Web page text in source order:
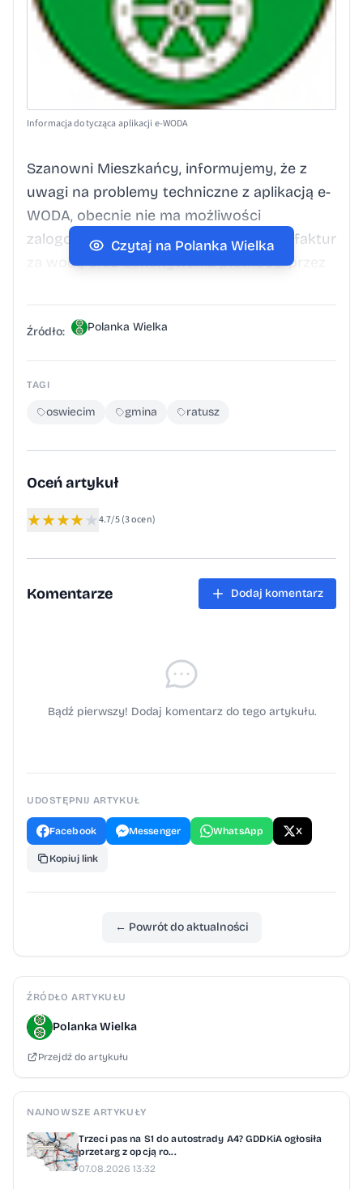
Informacja dotycząca aplikacji e-WODA
Szanowni Mieszkańcy, informujemy, że z
uwagi na problemy techniczne z aplikacją e-
WODA, obecnie nie ma możliwości
zalogowania się do systemu, pobrania faktur
za wodę oraz dokonywania płatności przez
do korespondencji, otrzymały faktury
również w formie elektronicznej. Trwają
prace nad usunięciem awarii. Dokładamy
wszelkich starań, aby jak najszybciej
przywrócić pełną funkcjonalność aplikacji.
wyrozumiałość. Artykuł Informacja
dotycząca aplikacji e-WODA pochodzi z
serwisu Gmina Polanka Wielka.
Czytaj na Polanka Wielka
Źródło: Polanka Wielka
TAGI
oswiecim gmina ratusz
Oceń artykuł
★★★★★4.7/5(3 ocen)
Komentarze Dodaj komentarz
Bądź pierwszy! Dodaj komentarz do tego artykułu.
UDOSTĘPNIJ ARTYKUŁ
Facebook Messenger WhatsApp X
Kopiuj link
← Powrót do aktualności
ŹRÓDŁO ARTYKUŁU
Polanka Wielka
Przejdź do artykułu
NAJNOWSZE ARTYKUŁY
Trzeci pas na S1 do autostrady A4? GDDKiA ogłosiła
przetarg z opcją ro...
07.08.2026 13:32